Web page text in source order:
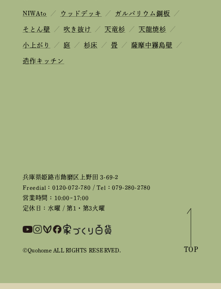
兵庫県姫路市飾磨区上野田 3-69-2
Freedial：0120-072-780 / Tel：079-280-2780
営業時間：10:00~17:00
定休日：水曜 / 第1・第3火曜
NIWAto ／ ウッドデッキ ／ ガルバリウム鋼板 ／
そとん壁 ／ 吹き抜け ／ 天竜杉 ／ 天龍焼杉 ／
小上がり ／ 庭 ／ 杉床 ／ 畳 ／ 薩摩中霧島壁 ／
造作キッチン
©Quohome ALL RIGHTS RESERVED. TOP